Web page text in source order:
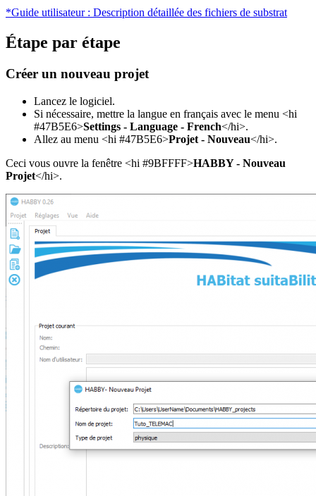
*Guide utilisateur : Description détaillée des fichiers de substrat
Étape par étape
Créer un nouveau projet
Lancez le logiciel.
Si nécessaire, mettre la langue en français avec le menu <hi
#47B5E6>Settings - Language - French</hi>.
Allez au menu <hi #47B5E6>Projet - Nouveau</hi>.
Ceci vous ouvre la fenêtre <hi #9BFFFF>HABBY - Nouveau
Projet</hi>.